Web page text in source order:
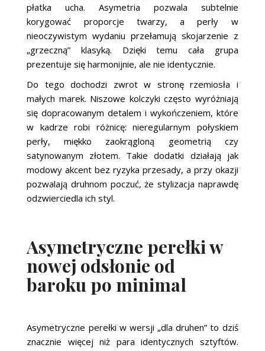
płatka ucha. Asymetria pozwala subtelnie
korygować proporcje twarzy, a perły w
nieoczywistym wydaniu przełamują skojarzenie z
„grzeczną” klasyką. Dzięki temu cała grupa
prezentuje się harmonijnie, ale nie identycznie.
Do tego dochodzi zwrot w stronę rzemiosła i
małych marek. Niszowe kolczyki często wyróżniają
się dopracowanym detalem i wykończeniem, które
w kadrze robi różnicę: nieregularnym połyskiem
perły, miękko zaokrągloną geometrią czy
satynowanym złotem. Takie dodatki działają jak
modowy akcent bez ryzyka przesady, a przy okazji
pozwalają druhnom poczuć, że stylizacja naprawdę
odzwierciedla ich styl.
Asymetryczne perełki w
nowej odsłonie od
baroku po minimal
Asymetryczne perełki w wersji „dla druhen” to dziś
znacznie więcej niż para identycznych sztyftów.